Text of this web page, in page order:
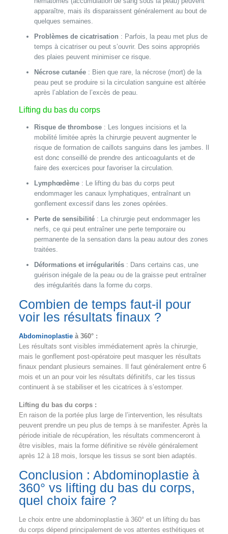
apparaître, mais ils disparaissent généralement au bout de
quelques semaines.
Problèmes de cicatrisation : Parfois, la peau met plus de
temps à cicatriser ou peut s’ouvrir. Des soins appropriés
des plaies peuvent minimiser ce risque.
Nécrose cutanée: Bien que rare, la nécrose (mort) de la
peau peut se produire si la circulation sanguine est altérée
après l’ablation de l’excès de peau.
Lifting du bas du corps
Risque de thrombose: Les longues incisions et la
mobilité limitée après la chirurgie peuvent augmenter le
risque de formation de caillots sanguins dans les jambes. Il
est donc conseillé de prendre des anticoagulants et de
faire des exercices pour favoriser la circulation.
Lymphœdème: Le lifting du bas du corps peut
endommager les canaux lymphatiques, entraînant un
gonflement excessif dans les zones opérées.
Perte de sensibilité: La chirurgie peut endommager les
nerfs, ce qui peut entraîner une perte temporaire ou
permanente de la sensation dans la peau autour des zones
traitées.
Déformations et irrégularités: Dans certains cas, une
guérison inégale de la peau ou de la graisse peut entraîner
des irrégularités dans la forme du corps.
Combien de temps faut-il pour
voir les résultats finaux ?
Abdominoplastieà 360° :
Les résultats sont visibles immédiatement après la chirurgie,
mais le gonflement post-opératoire peut masquer les résultats
finaux pendant plusieurs semaines. Il faut généralement entre 6
mois et un an pour voir les résultats définitifs, car les tissus
continuent à se stabiliser et les cicatrices à s’estomper.
Lifting du bas du corps :
En raison de la portée plus large de l’intervention, les résultats
peuvent prendre un peu plus de temps à se manifester. Après la
période initiale de récupération, les résultats commenceront à
être visibles, mais la forme définitive se révèle généralement
après 12 à 18 mois, lorsque les tissus se sont bien adaptés.
Conclusion : Abdominoplastie à
360° vs lifting du bas du corps,
quel choix faire ?
Le choix entre une abdominoplastie à 360° et un lifting du bas
du corps dépend principalement de vos attentes esthétiques et